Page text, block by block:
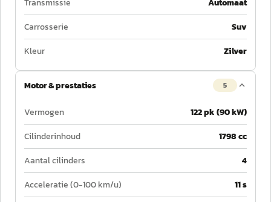
Transmissie
Automaat
Carrosserie
Suv
Kleur
Zilver
Motor & prestaties 5
Vermogen
122 pk (90 kW)
Cilinderinhoud
1798 cc
Aantal cilinders
4
Acceleratie (0-100 km/u)
11 s